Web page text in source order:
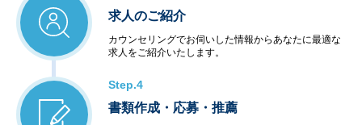
求人のご紹介
カウンセリングでお伺いした情報からあなたに最適な
求人をご紹介いたします。
Step.4
書類作成・応募・推薦